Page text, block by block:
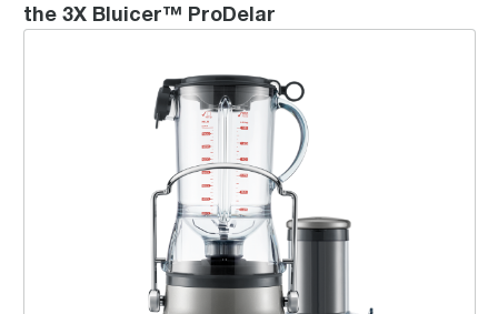
the 3X Bluicer™ ProDelar
the 3X Bluicer™